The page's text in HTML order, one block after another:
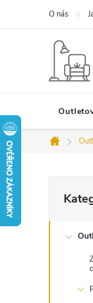
O nás
Domů
o
kategorie